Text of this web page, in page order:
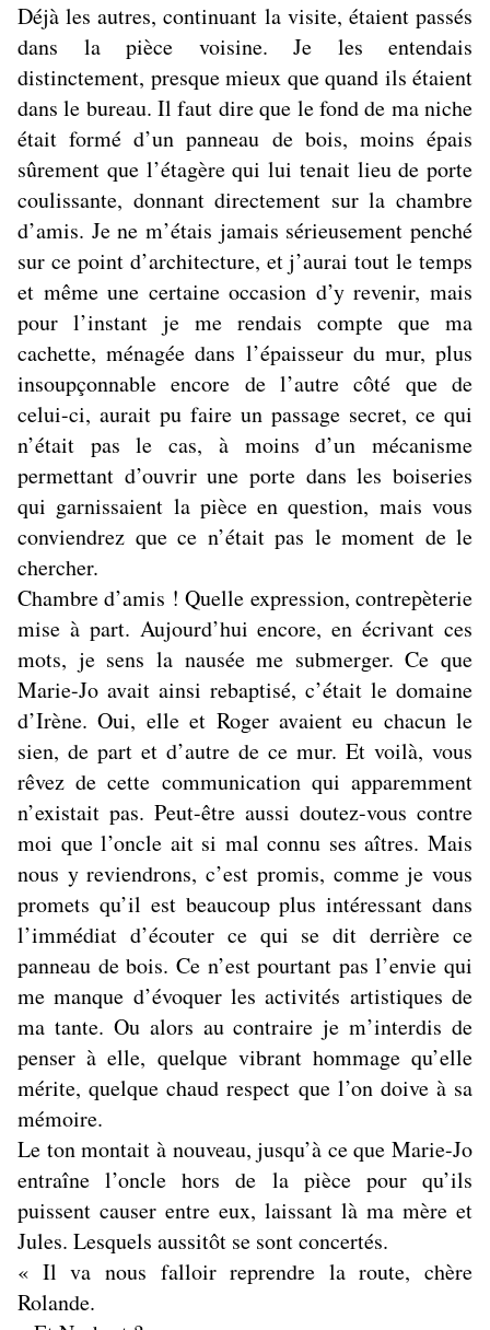
Déjà les autres, continuant la visite, étaient passés
dans la pièce voisine. Je les entendais
distinctement, presque mieux que quand ils étaient
dans le bureau. Il faut dire que le fond de ma niche
était formé d’un panneau de bois, moins épais
sûrement que l’étagère qui lui tenait lieu de porte
coulissante, donnant directement sur la chambre
d’amis. Je ne m’étais jamais sérieusement penché
sur ce point d’architecture, et j’aurai tout le temps
et même une certaine occasion d’y revenir, mais
pour l’instant je me rendais compte que ma
cachette, ménagée dans l’épaisseur du mur, plus
insoupçonnable encore de l’autre côté que de
celui-ci, aurait pu faire un passage secret, ce qui
n’était pas le cas, à moins d’un mécanisme
permettant d’ouvrir une porte dans les boiseries
qui garnissaient la pièce en question, mais vous
conviendrez que ce n’était pas le moment de le
chercher.
Chambre d’amis ! Quelle expression, contrepèterie
mise à part. Aujourd’hui encore, en écrivant ces
mots, je sens la nausée me submerger. Ce que
Marie-Jo avait ainsi rebaptisé, c’était le domaine
d’Irène. Oui, elle et Roger avaient eu chacun le
sien, de part et d’autre de ce mur. Et voilà, vous
rêvez de cette communication qui apparemment
n’existait pas. Peut-être aussi doutez-vous contre
moi que l’oncle ait si mal connu ses aîtres. Mais
nous y reviendrons, c’est promis, comme je vous
promets qu’il est beaucoup plus intéressant dans
l’immédiat d’écouter ce qui se dit derrière ce
panneau de bois. Ce n’est pourtant pas l’envie qui
me manque d’évoquer les activités artistiques de
ma tante. Ou alors au contraire je m’interdis de
penser à elle, quelque vibrant hommage qu’elle
mérite, quelque chaud respect que l’on doive à sa
mémoire.
Le ton montait à nouveau, jusqu’à ce que Marie-Jo
entraîne l’oncle hors de la pièce pour qu’ils
puissent causer entre eux, laissant là ma mère et
Jules. Lesquels aussitôt se sont concertés.
« Il va nous falloir reprendre la route, chère
Rolande.